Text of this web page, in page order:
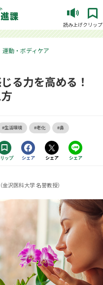
読み上げクリップ
運動・ボディケア
る力を高める！
#生活環境 #老化 #鼻
ップ Facebookで
シェア
Xで
シェア
LINEで
シェア
沢医科大学 名誉教授）